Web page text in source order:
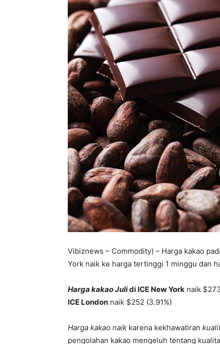
Vibiznews – Commodity) – Harga kakao
York naik ke harga tertinggi 1 minggu dan
Harga kakao Julidi ICE New York naik
ICE London naik $252 (3.91%)
Harga kakao naik karena kekhawatiran
pengolahan kakao mengeluh tentang